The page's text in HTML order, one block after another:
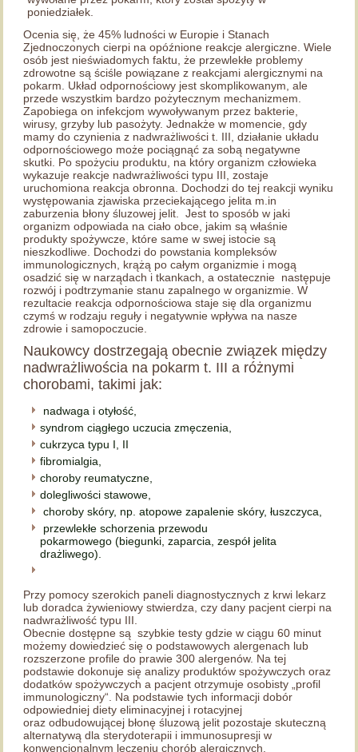
poniedziałek.
Ocenia się, że 45% ludności w Europie i Stanach
Zjednoczonych cierpi na opóźnione reakcje alergiczne. Wiele
osób jest nieświadomych faktu, że przewlekłe problemy
zdrowotne są ściśle powiązane z reakcjami alergicznymi na
pokarm. Układ odpornościowy jest skomplikowanym, ale
przede wszystkim bardzo pożytecznym mechanizmem.
Zapobiega on infekcjom wywoływanym przez bakterie,
wirusy, grzyby lub pasożyty. Jednakże w momencie, gdy
mamy do czynienia z nadwrażliwości t. III, działanie układu
odpornościowego może pociągnąć za sobą negatywne
skutki. Po spożyciu produktu, na który organizm człowieka
wykazuje reakcje nadwrażliwości typu III, zostaje
uruchomiona reakcja obronna. Dochodzi do tej reakcji wyniku
występowania zjawiska przeciekającego jelita m.in
zaburzenia błony śluzowej jelit. Jest to sposób w jaki
organizm odpowiada na ciało obce, jakim są właśnie
produkty spożywcze, które same w swej istocie są
nieszkodliwe. Dochodzi do powstania kompleksów
immunologicznych, krążą po całym organizmie i mogą
osadzić się w narządach i tkankach, a ostatecznie następuje
rozwój i podtrzymanie stanu zapalnego w organizmie. W
rezultacie reakcja odpornościowa staje się dla organizmu
czymś w rodzaju reguły i negatywnie wpływa na nasze
zdrowie i samopoczucie.
Naukowcy dostrzegają obecnie związek między
nadwrażliwościa na pokarm t. III a różnymi
chorobami, takimi jak:
nadwaga i otyłość,
syndrom ciągłego uczucia zmęczenia,
cukrzyca typu I, II
fibromialgia,
choroby reumatyczne,
dolegliwości stawowe,
choroby skóry, np. atopowe zapalenie skóry, łuszczyca,
przewlekłe schorzenia przewodu
pokarmowego (biegunki, zaparcia, zespół jelita
drażliwego).
Przy pomocy szerokich paneli diagnostycznych z krwi lekarz
lub doradca żywieniowy stwierdza, czy dany pacjent cierpi na
nadwrażliwość typu III.
Obecnie dostępne są szybkie testy gdzie w ciągu 60 minut
możemy dowiedzieć się o podstawowych alergenach lub
rozszerzone profile do prawie 300 alergenów. Na tej
podstawie dokonuje się analizy produktów spożywczych oraz
dodatków spożywczych a pacjent otrzymuje osobisty „profil
immunologiczny“. Na podstawie tych informacji dobór
odpowiedniej diety eliminacyjnej i rotacyjnej
oraz odbudowującej błonę śluzową jelit pozostaje skuteczną
alternatywą dla sterydoterapii i immunosupresji w
konwencjonalnym leczeniu chorób alergicznych,